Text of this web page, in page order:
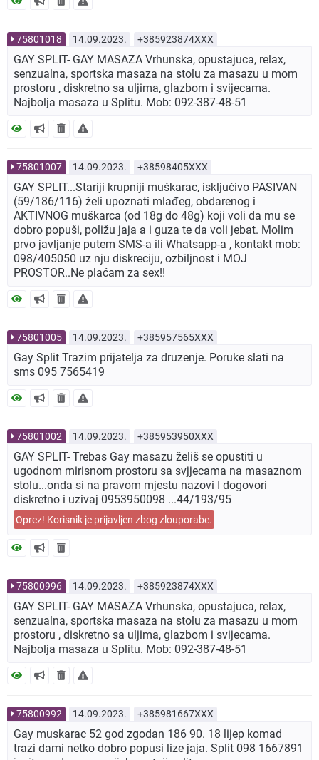
75801018 14.09.2023. +385923874XXX
GAY SPLIT- GAY MASAZA Vrhunska, opustajuca, relax,
senzualna, sportska masaza na stolu za masazu u mom
prostoru , diskretno sa uljima, glazbom i svijecama.
Najbolja masaza u Splitu. Mob: 092-387-48-51
75801007 14.09.2023. +38598405XXX
GAY SPLIT...Stariji krupniji muškarac, isključivo PASIVAN
(59/186/116) želi upoznati mlađeg, obdarenog i
AKTIVNOG muškarca (od 18g do 48g) koji voli da mu se
dobro popuši, poližu jaja a i guza te da voli jebat. Molim
prvo javljanje putem SMS-a ili Whatsapp-a , kontakt mob:
098/405050 uz nju diskreciju, ozbiljnost i MOJ
PROSTOR..Ne plaćam za sex!!
75801005 14.09.2023. +385957565XXX
Gay Split Trazim prijatelja za druzenje. Poruke slati na
sms 095 7565419
75801002 14.09.2023. +385953950XXX
GAY SPLIT- Trebas Gay masazu želiš se opustiti u
ugodnom mirisnom prostoru sa svjjecama na masaznom
stolu...onda si na pravom mjestu nazovi I dogovori
diskretno i uzivaj 0953950098 ...44/193/95
Oprez! Korisnik je prijavljen zbog zlouporabe.
75800996 14.09.2023. +385923874XXX
GAY SPLIT- GAY MASAZA Vrhunska, opustajuca, relax,
senzualna, sportska masaza na stolu za masazu u mom
prostoru , diskretno sa uljima, glazbom i svijecama.
Najbolja masaza u Splitu. Mob: 092-387-48-51
75800992 14.09.2023. +385981667XXX
Gay muskarac 52 god zgodan 186 90. 18 lijep komad
trazi dami netko dobro popusi lize jaja. Split 098 1667891